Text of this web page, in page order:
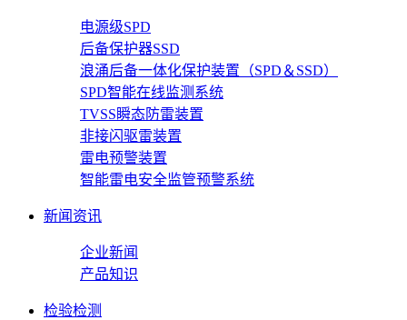
电源级SPD
后备保护器SSD
浪涌后备一体化保护装置（SPD＆SSD）
SPD智能在线监测系统
TVSS瞬态防雷装置
非接闪驱雷装置
雷电预警装置
智能雷电安全监管预警系统
新闻资讯
企业新闻
产品知识
检验检测